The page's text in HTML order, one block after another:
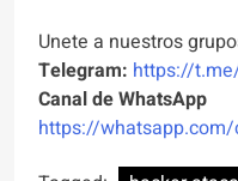
Unete a nuestros
Telegram: https://
Canal de WhatsApp
https://whatsapp.com/